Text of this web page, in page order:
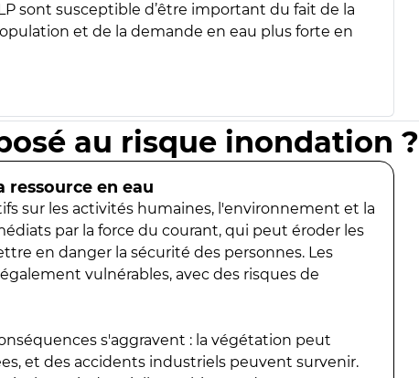
sont susceptible d’être important du fait de la
et de la demande en eau plus forte en
au risque inondation ?
ressource en eau
sur les activités humaines, l'environnement et la
par la force du courant, qui peut éroder les
en danger la sécurité des personnes. Les
vulnérables, avec des risques de
s'aggravent : la végétation peut
et des accidents industriels peuvent survenir.